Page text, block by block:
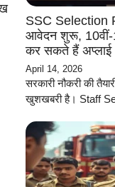
SSC Selection
आवेदन शुरू, 10वीं-
कर सकते हैं अप्लाई
April 14, 2026
सरकारी नौकरी की
खुशखबरी है। Staff